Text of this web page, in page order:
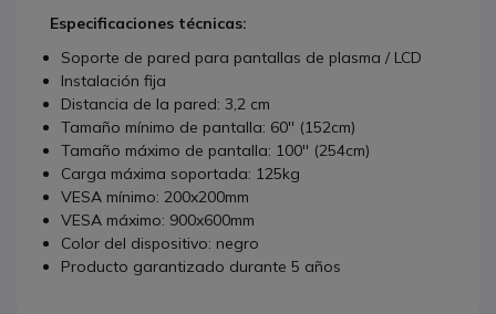
Especificaciones técnicas:
Soporte de pared para pantallas de plasma / LCD
Instalación fija
Distancia de la pared: 3,2 cm
Tamaño mínimo de pantalla: 60'' (152cm)
Tamaño máximo de pantalla: 100'' (254cm)
Carga máxima soportada: 125kg
VESA mínimo: 200x200mm
VESA máximo: 900x600mm
Color del dispositivo: negro
Producto garantizado durante 5 años